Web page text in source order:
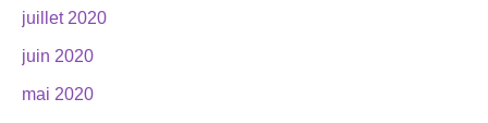
juillet 2020
juin 2020
mai 2020